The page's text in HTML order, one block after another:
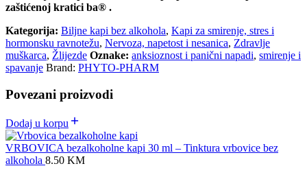
zaštićenoj kratici ba® .
Kategorija: Biljne kapi bez alkohola, Kapi za smirenje, stres i
hormonsku ravnotežu, Nervoza, napetost i nesanica, Zdravlje
muškarca, Žlijezde Oznake: anksioznost i panični napadi, smirenje i
spavanje Brand: PHYTO-PHARM
Povezani proizvodi
Dodaj u korpu
VRBOVICA bezalkoholne kapi 30 ml – Tinktura vrbovice bez
alkohola 8.50 KM